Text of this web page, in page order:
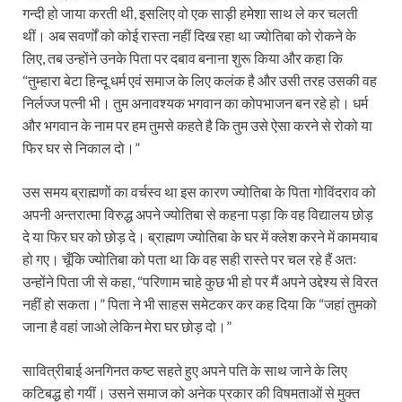
गन्दी हो जाया करती थी, इसलिए वो एक साड़ी हमेशा साथ ले कर चलती
थीं। अब सवर्णों को कोई रास्ता नहीं दिख रहा था ज्योतिबा को रोकने के
लिए, तब उन्होंने उनके पिता पर दबाव बनाना शुरू किया और कहा कि
“तुम्हारा बेटा हिन्दू धर्म एवं समाज के लिए कलंक है और उसी तरह उसकी वह
निर्लज्ज पत्नी भी। तुम अनावश्यक भगवान का कोपभाजन बन रहे हो। धर्म
और भगवान के नाम पर हम तुमसे कहते है कि तुम उसे ऐसा करने से रोको या
फिर घर से निकाल दो।”
उस समय ब्राह्मणों का वर्चस्व था इस कारण ज्योतिबा के पिता गोविंदराव को
अपनी अन्तरात्मा विरुद्ध अपने ज्योतिबा से कहना पड़ा कि वह विद्यालय छोड़
दे या फिर घर को छोड़ दे। ब्राह्मण ज्योतिबा के घर में क्लेश करने में कामयाब
हो गए। चूँकि ज्योतिबा को पता था कि वह सही रास्ते पर चल रहे हैं अतः
उन्होंने पिता जी से कहा, “परिणाम चाहे कुछ भी हो पर मैं अपने उद्देश्य से विरत
नहीं हो सकता।” पिता ने भी साहस समेटकर कर कह दिया कि “जहां तुमको
जाना है वहां जाओ लेकिन मेरा घर छोड़ दो।”
सावित्रीबाई अनगिनत कष्ट सहते हुए अपने पति के साथ जाने के लिए
कटिबद्ध हो गयीं। उसने समाज को अनेक प्रकार की विषमताओं से मुक्त